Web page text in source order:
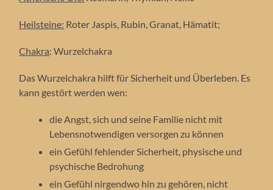
Heilsteine: Roter Jaspis, Rubin, Granat, Hämatit;
Chakra: Wurzelchakra
Das Wurzelchakra hilft für Sicherheit und Überleben. Es
kann gestört werden wen:
die Angst, sich und seine Familie nicht mit
Lebensnotwendigen versorgen zu können
ein Gefühl fehlender Sicherheit, physische und
psychische Bedrohung
ein Gefühl nirgendwo hin zu gehören, nicht